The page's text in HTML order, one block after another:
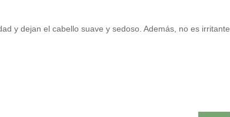
y dejan el cabello suave y sedoso. Además, no es irritante